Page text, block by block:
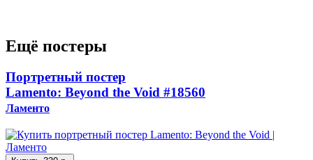
Ещё постеры
Портретный постер
Lamento: Beyond the Void #18560
Ламенто